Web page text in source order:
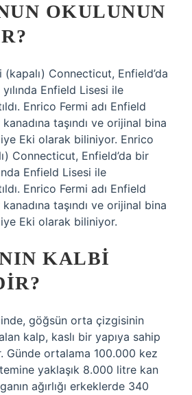
OKULUNUN
(kapalı) Connecticut, Enfield’da
Enfield Lisesi ile
Enrico Fermi adı Enfield
kanadına taşındı ve orijinal bina
Eki olarak biliniyor. Enrico
Connecticut, Enfield’da bir
Enfield Lisesi ile
Enrico Fermi adı Enfield
kanadına taşındı ve orijinal bina
Eki olarak biliniyor.
KALBI
göğsün orta çizgisinin
kalp, kaslı bir yapıya sahip
Günde ortalama 100.000 kez
yaklaşık 8.000 litre kan
ağırlığı erkeklerde 340